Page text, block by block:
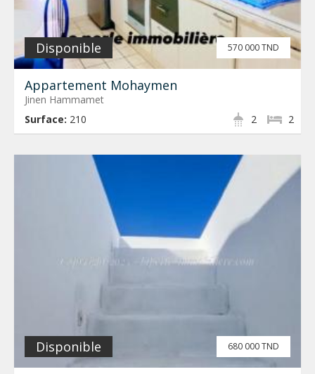
570 000 TND
Disponible
Appartement Mohaymen
Jinen Hammamet
Surface: 210 2
2
680 000 TND
Disponible